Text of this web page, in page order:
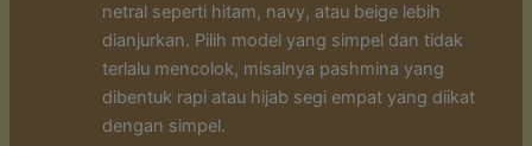
netral seperti hitam, navy, atau beige lebih
dianjurkan. Pilih model yang simpel dan tidak
terlalu mencolok, misalnya pashmina yang
dibentuk rapi atau hijab segi empat yang diikat
dengan simpel.